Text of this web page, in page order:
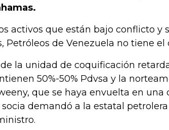
activos que están bajo conflicto y
Petróleos de Venezuela no tiene
la unidad de coquificación
50%-50% Pdvsa y la
que se haya envuelta en una
demandó a la estatal